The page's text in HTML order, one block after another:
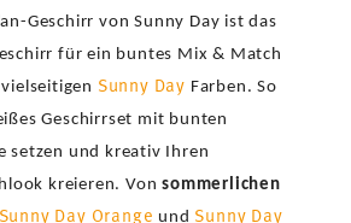
Geschirr von Sunny Day ist das
für ein buntes Mix & Match
Sunny Day Farben. So
Geschirrset mit bunten
setzen und kreativ Ihren
kreieren. Vonsommerlichen
Sunny Day Orange und Sunny Day